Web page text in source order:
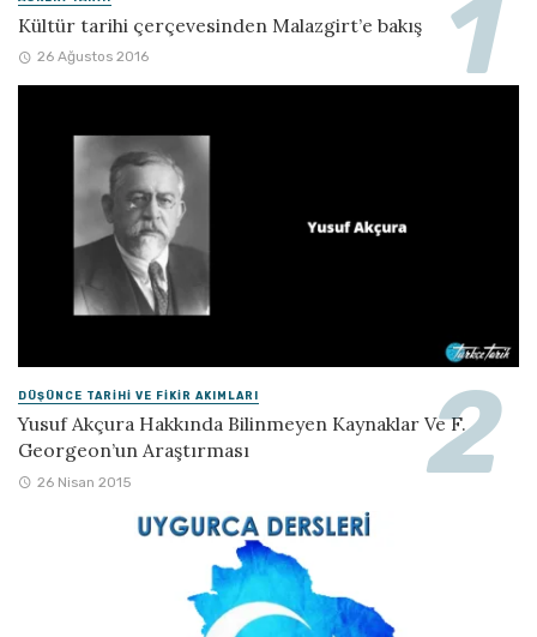
Kültür tarihi çerçevesinden Malazgirt’e bakış
26 Ağustos 2016
DÜŞÜNCE TARIHI VE FIKIR AKIMLARI
Yusuf Akçura Hakkında Bilinmeyen Kaynaklar Ve F.
Georgeon’un Araştırması
26 Nisan 2015